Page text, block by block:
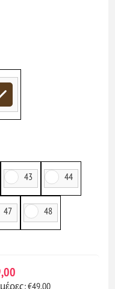
43 44
47 48
€49,00